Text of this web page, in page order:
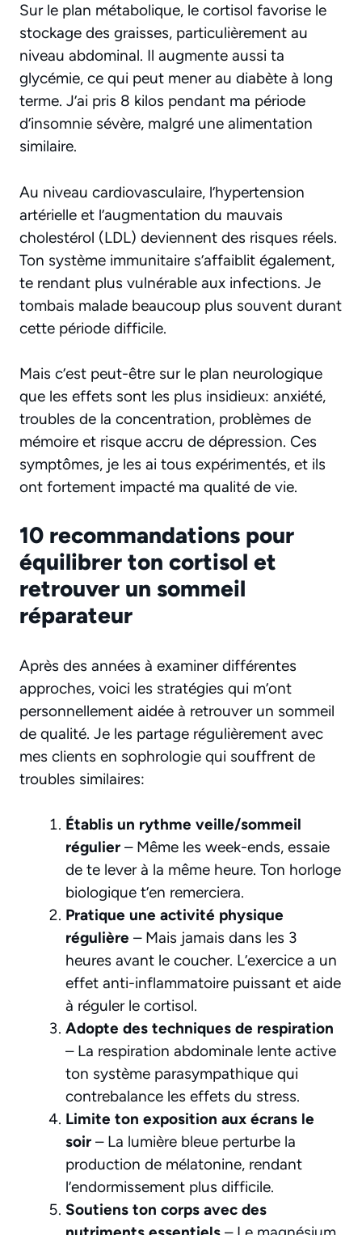
Sur le plan métabolique, le cortisol favorise le
stockage des graisses, particulièrement au
niveau abdominal. Il augmente aussi ta
glycémie, ce qui peut mener au diabète à long
terme. J’ai pris 8 kilos pendant ma période
d’insomnie sévère, malgré une alimentation
similaire.
Au niveau cardiovasculaire, l’hypertension
artérielle et l’augmentation du mauvais
cholestérol (LDL) deviennent des risques réels.
Ton système immunitaire s’affaiblit également,
te rendant plus vulnérable aux infections. Je
tombais malade beaucoup plus souvent durant
cette période difficile.
Mais c’est peut-être sur le plan neurologique
que les effets sont les plus insidieux: anxiété,
troubles de la concentration, problèmes de
mémoire et risque accru de dépression. Ces
symptômes, je les ai tous expérimentés, et ils
ont fortement impacté ma qualité de vie.
10 recommandations pour
équilibrer ton cortisol et
retrouver un sommeil
réparateur
Après des années à examiner différentes
approches, voici les stratégies qui m’ont
personnellement aidée à retrouver un sommeil
de qualité. Je les partage régulièrement avec
mes clients en sophrologie qui souffrent de
troubles similaires:
Établis un rythme veille/sommeil
régulier – Même les week-ends, essaie
de te lever à la même heure. Ton horloge
biologique t’en remerciera.
Pratique une activité physique
régulière – Mais jamais dans les 3
heures avant le coucher. L’exercice a un
effet anti-inflammatoire puissant et aide
à réguler le cortisol.
Adopte des techniques de respiration
– La respiration abdominale lente active
ton système parasympathique qui
contrebalance les effets du stress.
Limite ton exposition aux écrans le
soir – La lumière bleue perturbe la
production de mélatonine, rendant
l’endormissement plus difficile.
Soutiens ton corps avec des